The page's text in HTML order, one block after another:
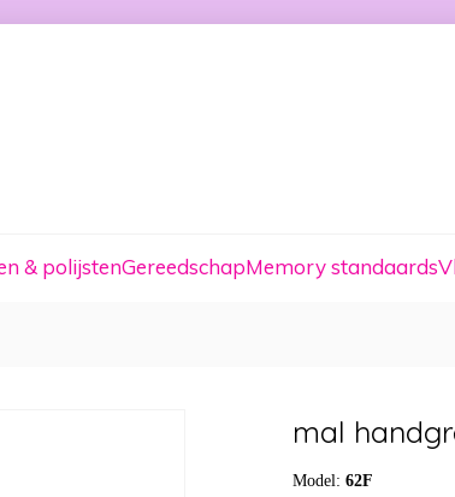
& polijstenGereedschapMemory standaards
mal
Model:62F